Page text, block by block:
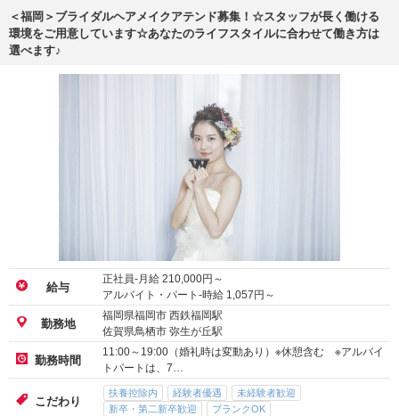
＜福岡＞ブライダルヘアメイクアテンド募集！☆スタッフが長く働ける
環境をご用意しています☆あなたのライフスタイルに合わせて働き方は
選べます♪
給与
正社員-月給 210,000円～
アルバイト・パート-時給 1,057 円～
勤務地
福岡県福岡市 西鉄福岡駅
佐賀県鳥栖市 弥生が丘駅
勤務時間
11:00～19:00（婚礼時は変動あり）※休憩含む ※アルバイ
トパートは、7…
こだわり
扶養控除内 経験者優遇
未経験者歓迎
新卒・第二新卒歓迎
ブランクOK